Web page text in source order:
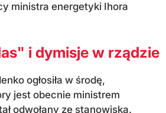
ministra energetyki Ihora
i dymisje w rządzie
ogłosiła w środę,
jest obecnie ministrem
odwołany ze stanowiska.